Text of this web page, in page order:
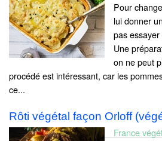
Pour
lui donner
pas
Une
on ne peut
procédé est intéressant, car les
ce...
Rôti végétal façon Orloff
France